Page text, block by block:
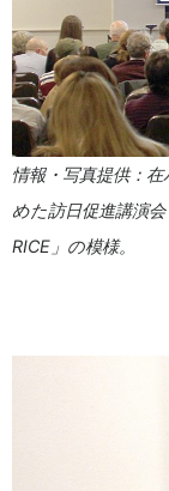
情報・写真提供：
めた訪日促進講演
RICE」の模様。